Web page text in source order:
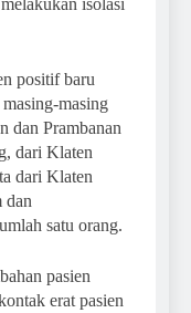
positif baru
masing
dan Prambanan
dari Klaten
dari Klaten
dan
satu orang.
pasien
erat pasien